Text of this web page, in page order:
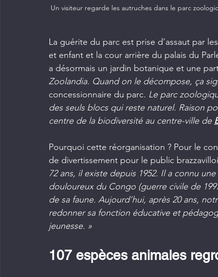
Un visiteur regarde les autruches dans le parc
La guérite du parc est prise d’assaut par
et enfant et la cour arrière du palais du
a désormais un jardin botanique et une
Zoolandia. Quand on le décompose, ça
concessionnaire du parc. Le parc
des seuls blocs qui reste naturel. Raison
centre de la biodiversité au centre-ville de
Pourquoi cette réorganisation ? Pour le
de divertissement pour le public
72 ans, il existe depuis 1952. Il a connu
douloureux du Congo (guerre civile de
de sa faune. Aujourd’hui, après 20 ans,
redonner sa fonction éducative et
jeunesse. »
107 espèces animales